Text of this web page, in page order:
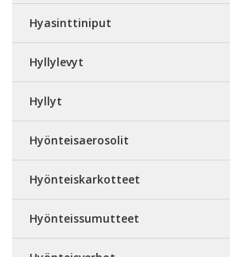
Hyasinttiniput
Hyllylevyt
Hyllyt
Hyönteisaerosolit
Hyönteiskarkotteet
Hyönteissumutteet